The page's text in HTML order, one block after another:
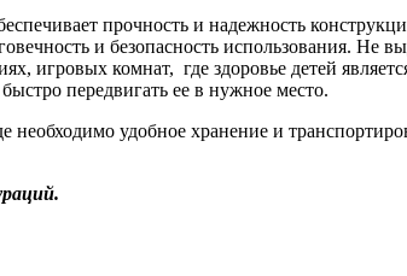
прочность и надежность
и безопасность использования. Не
игровых комнат, где здоровье детей
передвигать ее в нужное место.
необходимо удобное хранение и